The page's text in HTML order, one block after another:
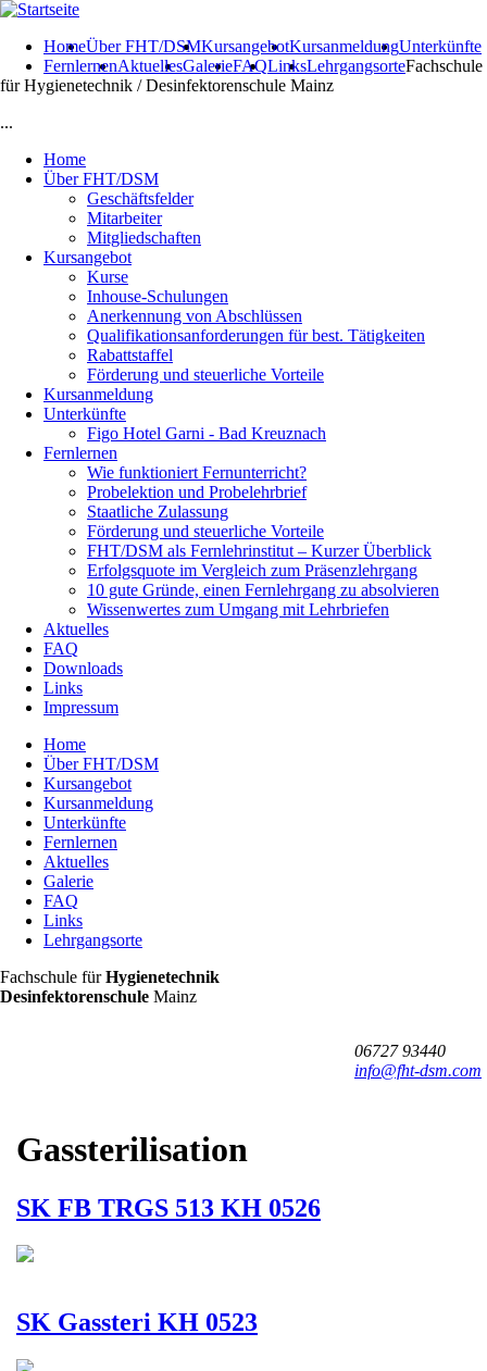
Direkt zum Inhalt
HomeÜber FHT/DSMKursangebotKursanmeldungUnterkünfte
FernlernenAktuellesGalerieFAQLinksLehrgangsorteFachschule
für Hygienetechnik / Desinfektorenschule Mainz
...
Home
Über FHT/DSM
Geschäftsfelder
Mitarbeiter
Mitgliedschaften
Kursangebot
Kurse
Inhouse-Schulungen
Anerkennung von Abschlüssen
Qualifikationsanforderungen für best. Tätigkeiten
Rabattstaffel
Förderung und steuerliche Vorteile
Kursanmeldung
Unterkünfte
Figo Hotel Garni - Bad Kreuznach
Fernlernen
Wie funktioniert Fernunterricht?
Probelektion und Probelehrbrief
Staatliche Zulassung
Förderung und steuerliche Vorteile
FHT/DSM als Fernlehrinstitut – Kurzer Überblick
Erfolgsquote im Vergleich zum Präsenzlehrgang
10 gute Gründe, einen Fernlehrgang zu absolvieren
Wissenwertes zum Umgang mit Lehrbriefen
Aktuelles
FAQ
Downloads
Links
Impressum
Hauptmenü
Home
Über FHT/DSM
Kursangebot
Kursanmeldung
Unterkünfte
Fernlernen
Aktuelles
Galerie
FAQ
Links
Lehrgangsorte
FHT
/
Fachschule fürHygienetechnik
Desinfektorenschule Mainz
06727 93440
info@fht-dsm.com
Gassterilisation
SK FB TRGS 513 KH 0526
SK Gassteri KH 0523